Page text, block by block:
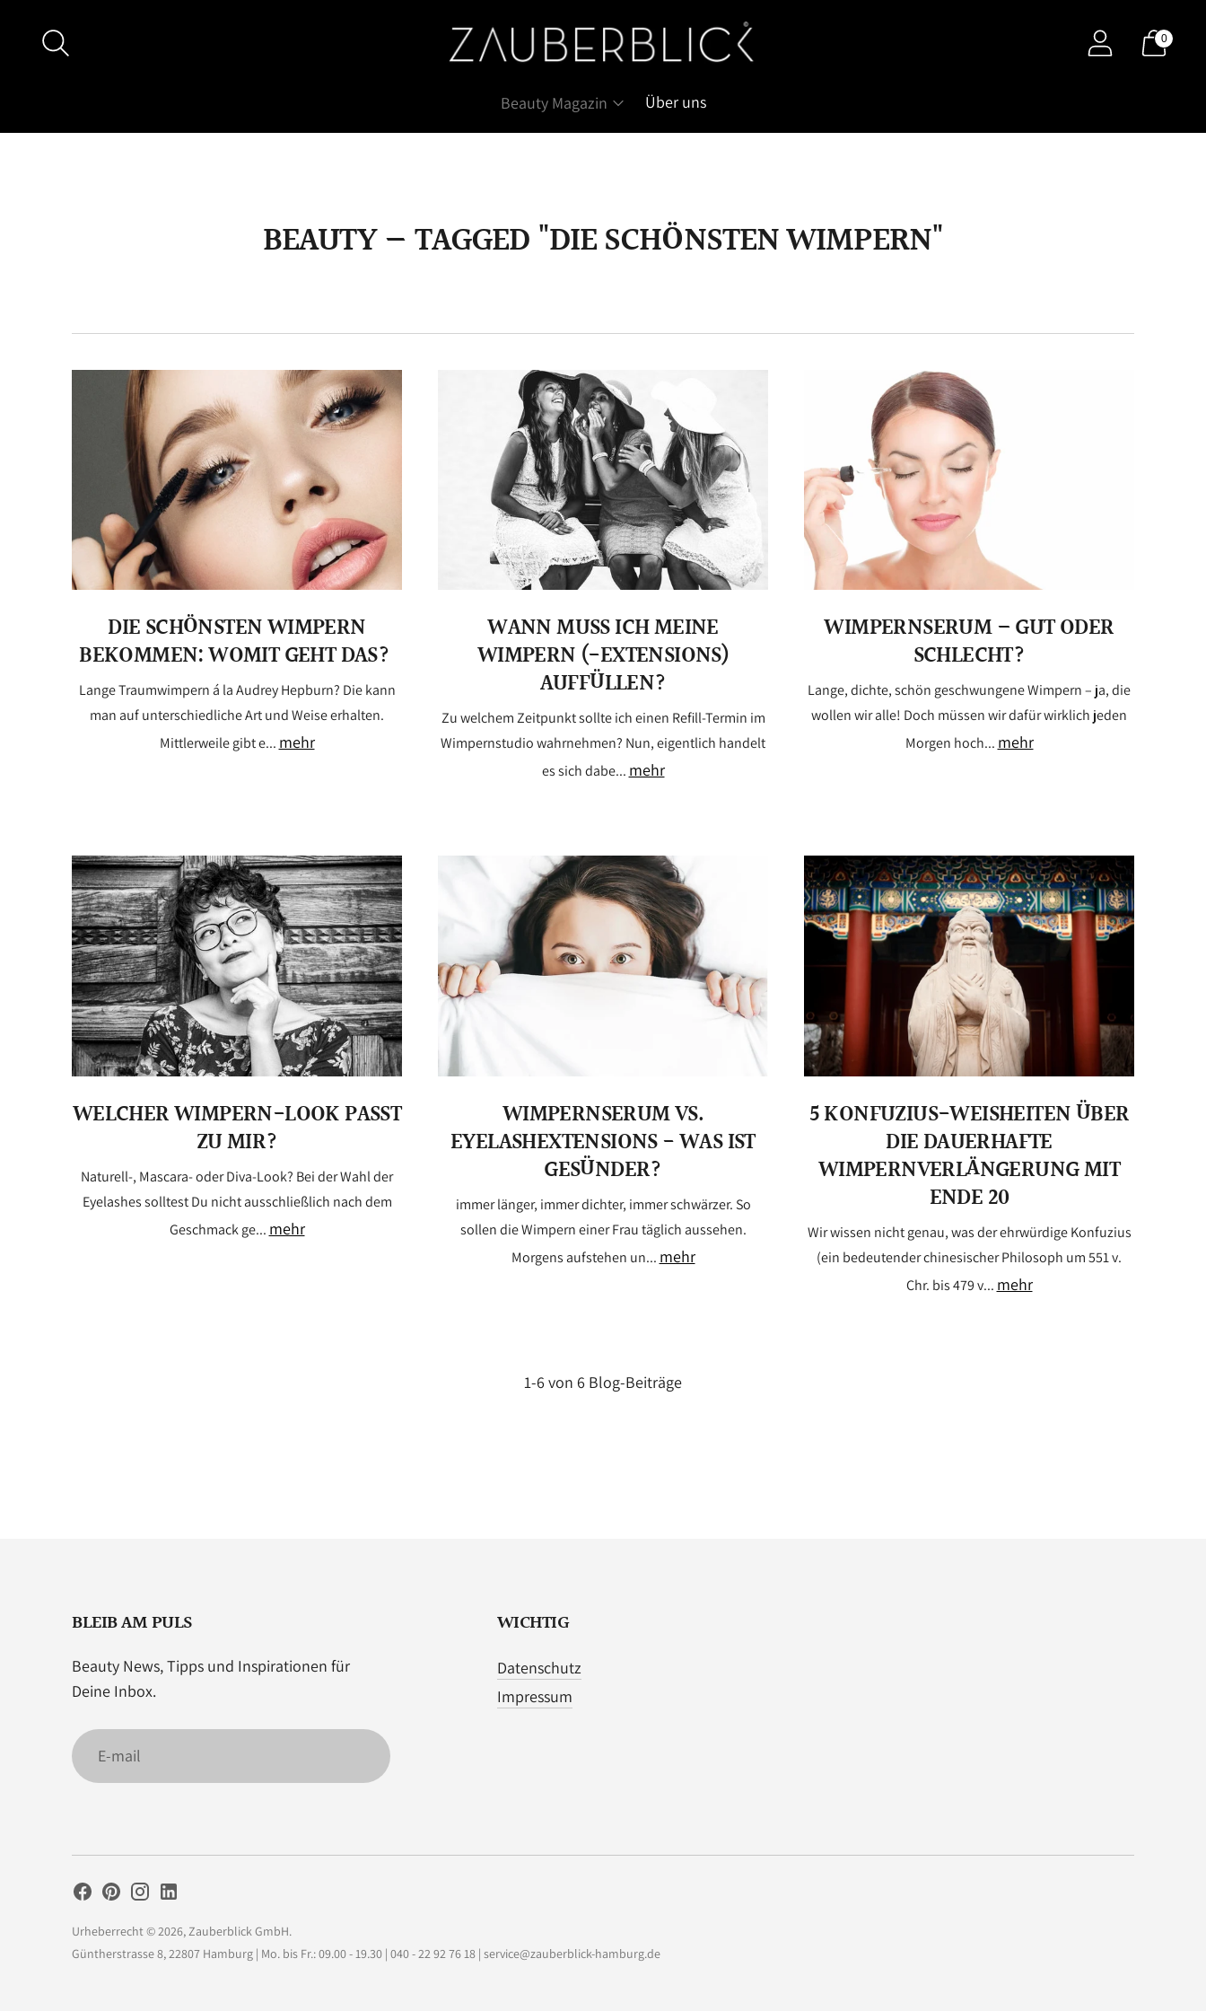
0
Beauty Magazin Über uns
BEAUTY — TAGGED "DIE SCHÖNSTEN WIMPERN"
DIE SCHÖNSTEN WIMPERN
BEKOMMEN: WOMIT GEHT DAS?
Lange Traumwimpern á la Audrey Hepburn? Die kann
man auf unterschiedliche Art und Weise erhalten.
Mittlerweile gibt e... mehr
WANN MUSS ICH MEINE
WIMPERN (-EXTENSIONS)
AUFFÜLLEN?
Zu welchem Zeitpunkt sollte ich einen Refill-Termin im
Wimpernstudio wahrnehmen? Nun, eigentlich handelt
es sich dabe... mehr
WIMPERNSERUM – GUT ODER
SCHLECHT?
Lange, dichte, schön geschwungene Wimpern – ja, die
wollen wir alle! Doch müssen wir dafür wirklich jeden
Morgen hoch... mehr
WELCHER WIMPERN-LOOK PASST
ZU MIR?
Naturell-, Mascara- oder Diva-Look? Bei der Wahl der
Eyelashes solltest Du nicht ausschließlich nach dem
Geschmack ge... mehr
WIMPERNSERUM VS.
EYELASHEXTENSIONS - WAS IST
GESÜNDER?
immer länger, immer dichter, immer schwärzer. So
sollen die Wimpern einer Frau täglich aussehen.
Morgens aufstehen un... mehr
5 KONFUZIUS-WEISHEITEN ÜBER
DIE DAUERHAFTE
WIMPERNVERLÄNGERUNG MIT
ENDE 20
Wir wissen nicht genau, was der ehrwürdige Konfuzius
(ein bedeutender chinesischer Philosoph um 551 v.
Chr. bis 479 v... mehr
1-6 von 6 Blog-Beiträge
BLEIB AM PULS
Beauty News, Tipps und Inspirationen für
Deine Inbox.
E-
mail
WICHTIG
Datenschutz
Impressum
Urheberrecht © 2026,Zauberblick GmbH.
Güntherstrasse 8, 22807 Hamburg | Mo. bis Fr.: 09.00 - 19.30 | 040 - 22 92 76 18 | service@zauberblick-hamburg.de